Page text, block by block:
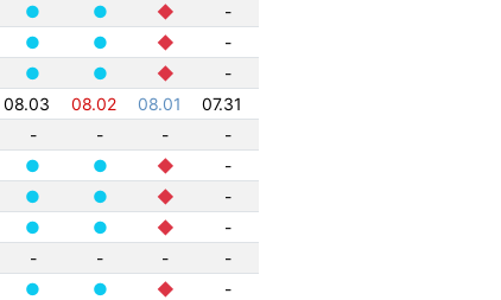
● ● ◆
-
● ● ◆
-
● ● ◆
-
08.03 08.02 08.01
07.31
- - -
-
● ● ◆
-
● ● ◆
-
● ● ◆
-
- - -
-
● ● ◆
-